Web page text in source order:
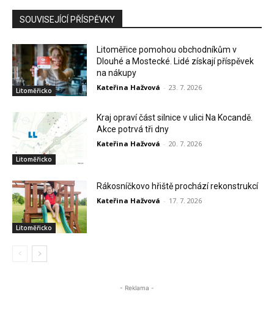
SOUVISEJÍCÍ PŘÍSPĚVKY
Litoměřicko
Litoměřice pomohou obchodníkům v
Dlouhé a Mostecké. Lidé získají příspěvek
na nákupy
Kateřina Hažvová - 23. 7. 2026
Litoměřicko
Kraj opraví část silnice v ulici Na Kocandě.
Akce potrvá tři dny
Kateřina Hažvová - 20. 7. 2026
Litoměřicko
Rákosníčkovo hřiště prochází rekonstrukcí
Kateřina Hažvová - 17. 7. 2026
- Reklama -